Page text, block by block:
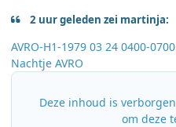
2 uur geleden zei martinja:
AVRO-H1-1979 03 24 0400-
Nachtje AVRO
Deze inhoud is
om deze